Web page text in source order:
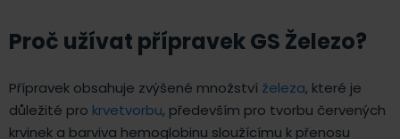
Proč užívat přípravek GS Železo?
Přípravek obsahuje zvýšené množství železa, které je
důležité pro krvetvorbu, především pro tvorbu červených
krvinek a barviva hemoglobinu sloužícímu k přenosu